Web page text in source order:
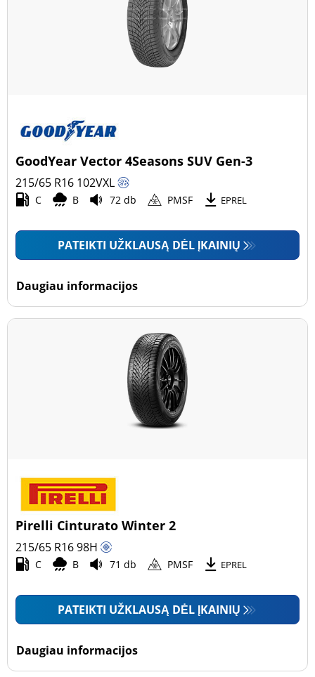
GoodYear Vector 4Seasons SUV Gen-3
215/65 R16 102VXL
C B 72 db PMSF EPREL
PATEIKTI UŽKLAUSĄ DĖL ĮKAINIŲ
Daugiau informacijos
Pirelli Cinturato Winter 2
215/65 R1698H
C B 71 db PMSF EPREL
PATEIKTI UŽKLAUSĄ DĖL ĮKAINIŲ
Daugiau informacijos